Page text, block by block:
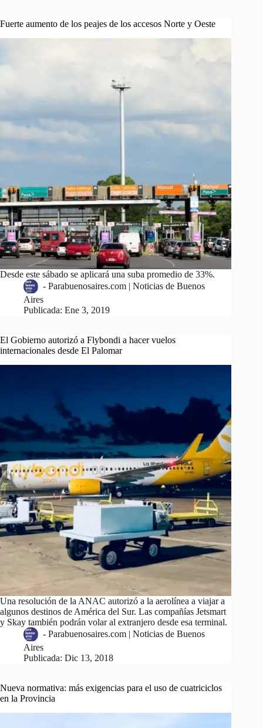
Fuerte aumento de los peajes de los accesos Norte y Oeste
Desde este sábado se aplicará una suba promedio de 33%.
- Parabuenosaires.com | Noticias de Buenos
Aires
Publicada: Ene 3, 2019
El Gobierno autorizó a Flybondi a hacer vuelos
internacionales desde El Palomar
Una resolución de la ANAC autorizó a la aerolínea a viajar a
algunos destinos de América del Sur. Las compañías Jetsmart
y Skay también podrán volar al extranjero desde esa terminal.
- Parabuenosaires.com | Noticias de Buenos
Aires
Publicada: Dic 13, 2018
Nueva normativa: más exigencias para el uso de cuatriciclos
en la Provincia